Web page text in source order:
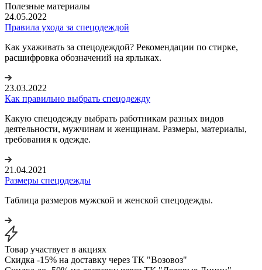
Полезные материалы
24.05.2022
Правила ухода за спецодеждой
Как ухаживать за спецодеждой? Рекомендации по стирке,
расшифровка обозначений на ярлыках.
23.03.2022
Как правильно выбрать спецодежду
Какую спецодежду выбрать работникам разных видов
деятельности, мужчинам и женщинам. Размеры, материалы,
требования к одежде.
21.04.2021
Размеры спецодежды
Таблица размеров мужской и женской спецодежды.
Товар участвует в акциях
Скидка -15% на доставку через ТК "Возовоз"